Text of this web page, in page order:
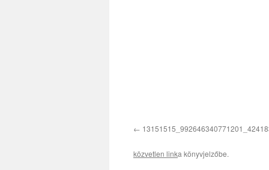
közvetlen linka könyvjelzőbe.